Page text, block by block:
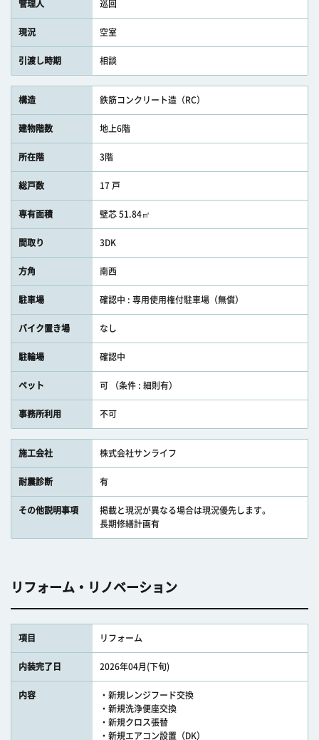
管理人 巡回
現況 空室
引渡し時期 相談
構造 鉄筋コンクリート造（RC）
建物階数 地上6階
所在階 3階
総戸数 17 戸
専有面積 壁芯 51.84㎡
間取り 3DK
方角 南西
駐車場 確認中 : 専用使用権付駐車場（無償）
バイク置き場 なし
駐輪場 確認中
ペット 可 （条件 : 細則有）
事務所利用 不可
施工会社 株式会社サンライフ
耐震診断 有
その他説明事項
掲載と現況が異なる場合は現況優先します。
長期修繕計画有
リフォーム・リノベーション
項目 リフォーム
内装完了日 2026年04月(下旬)
内容
・新規レンジフード交換
・新規洗浄便座交換
・新規クロス張替
・新規エアコン設置（DK）